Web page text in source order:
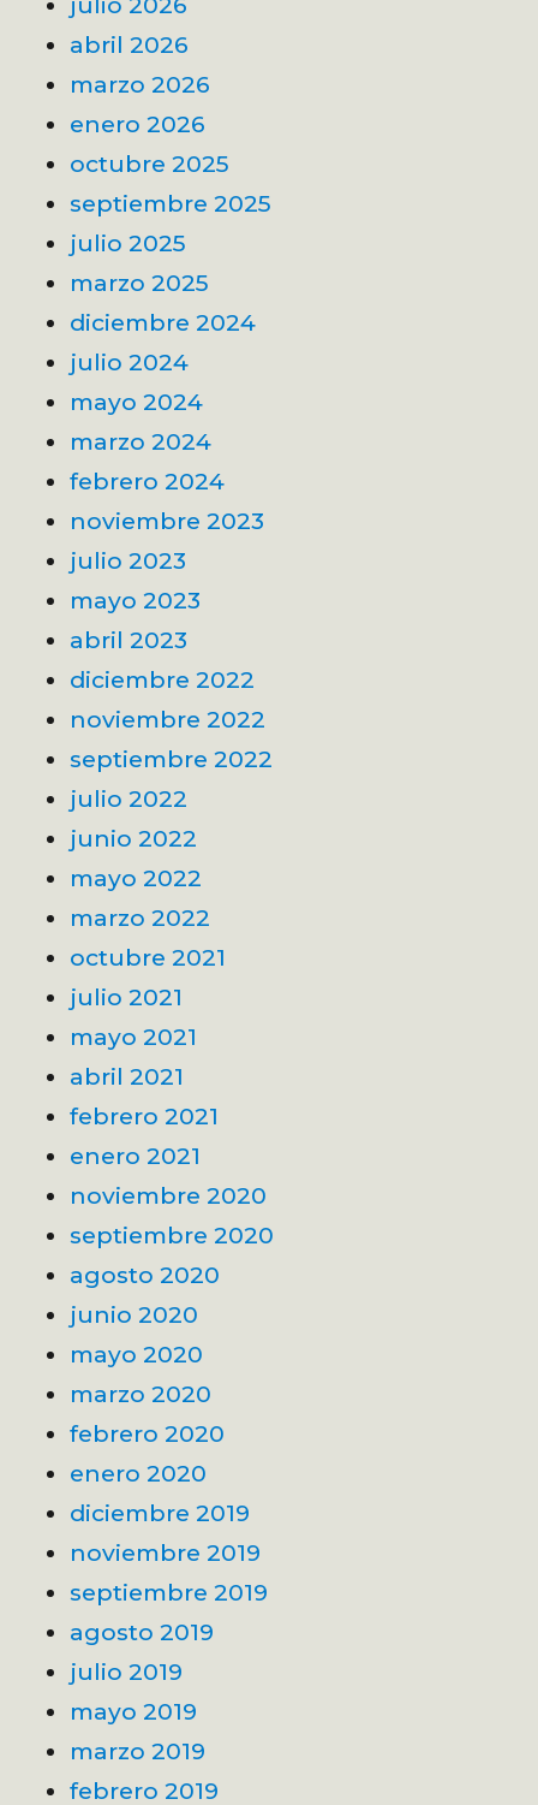
abril 2026
marzo 2026
enero 2026
octubre 2025
septiembre 2025
julio 2025
marzo 2025
diciembre 2024
julio 2024
mayo 2024
marzo 2024
febrero 2024
noviembre 2023
julio 2023
mayo 2023
abril 2023
diciembre 2022
noviembre 2022
septiembre 2022
julio 2022
junio 2022
mayo 2022
marzo 2022
octubre 2021
julio 2021
mayo 2021
abril 2021
febrero 2021
enero 2021
noviembre 2020
septiembre 2020
agosto 2020
junio 2020
mayo 2020
marzo 2020
febrero 2020
enero 2020
diciembre 2019
noviembre 2019
septiembre 2019
agosto 2019
julio 2019
mayo 2019
marzo 2019
febrero 2019